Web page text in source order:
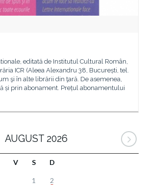
editată de Institutul Cultural Român,
ICR (Aleea Alexandru 38, București, tel.
şi în alte librării din ţară. De asemenea,
și prin abonament. Prețul abonamentului
AUGUST 2026
V S D
1 2